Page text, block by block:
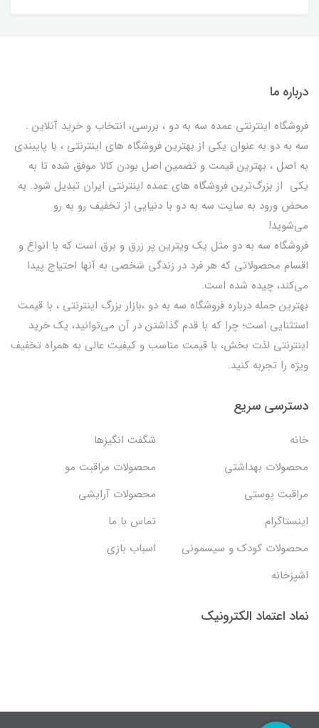
درباره ما
فروشگاه اینترنتی عمده سه به دو ، بررسی، انتخاب و خرید آنلاین .
سه به دو به عنوان یکی از بهترين فروشگاه های اینترنتی ، با پایبندی
به اصل ، بهترين قيمت و تضمین اصل‌ بودن کالا موفق شده تا به
يكي از بزرگ‌ترين فروشگاه هاي عمده اینترنتی ایران تبدیل شود. به
محض ورود به سایت سه به دو با دنیایی از تخفيف رو به رو
می‌شوید!
فروشگاه سه به دو مثل یک ویترین پر زرق و برق است که با انواع و
اقسام محصولاتی که هر فرد در زندگی شخصی به آنها احتیاج پیدا
می‌کند، چیده شده است.
بهترين جمله درباره فروشگاه سه به دو ،بازار بزرگ اینترنتی ، با قيمت
استثنايي است؛ چرا که با قدم گذاشتن در آن می‌توانید، یک خرید
اینترنتی لذت بخش، با قیمت مناسب و کیفیت عالی به همراه تخفیف
ویژه را تجربه کنید.
دسترسی سریع
خانه
شگفت انگيزها
محصولات بهداشتي
محصولات مراقبت مو
مراقبت پوستی
محصولات آرایشی
اینستاگرام
تماس با ما
محصولات کودک و سیسمونی
اسباب بازی
اشپزخانه
نماد اعتماد الکترونیک